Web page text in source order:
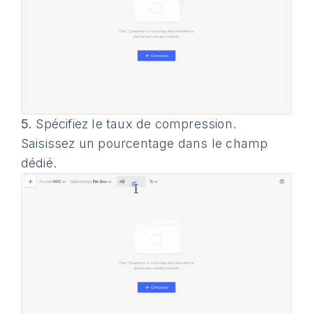
5. Spécifiez le taux de compression.
Saisissez un pourcentage dans le champ
dédié.